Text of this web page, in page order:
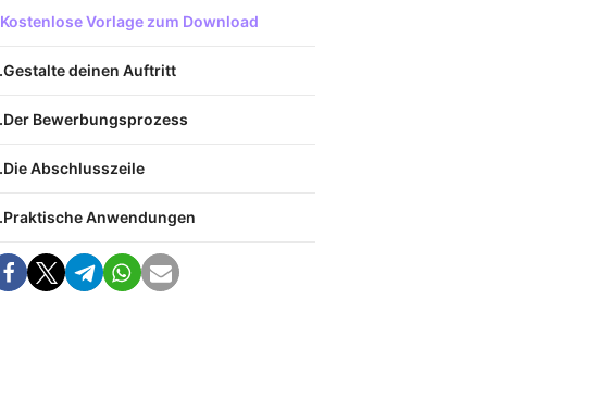
Kostenlose Vorlage zum Download
Gestalte deinen Auftritt
Der Bewerbungsprozess
Die Abschlusszeile
Praktische Anwendungen